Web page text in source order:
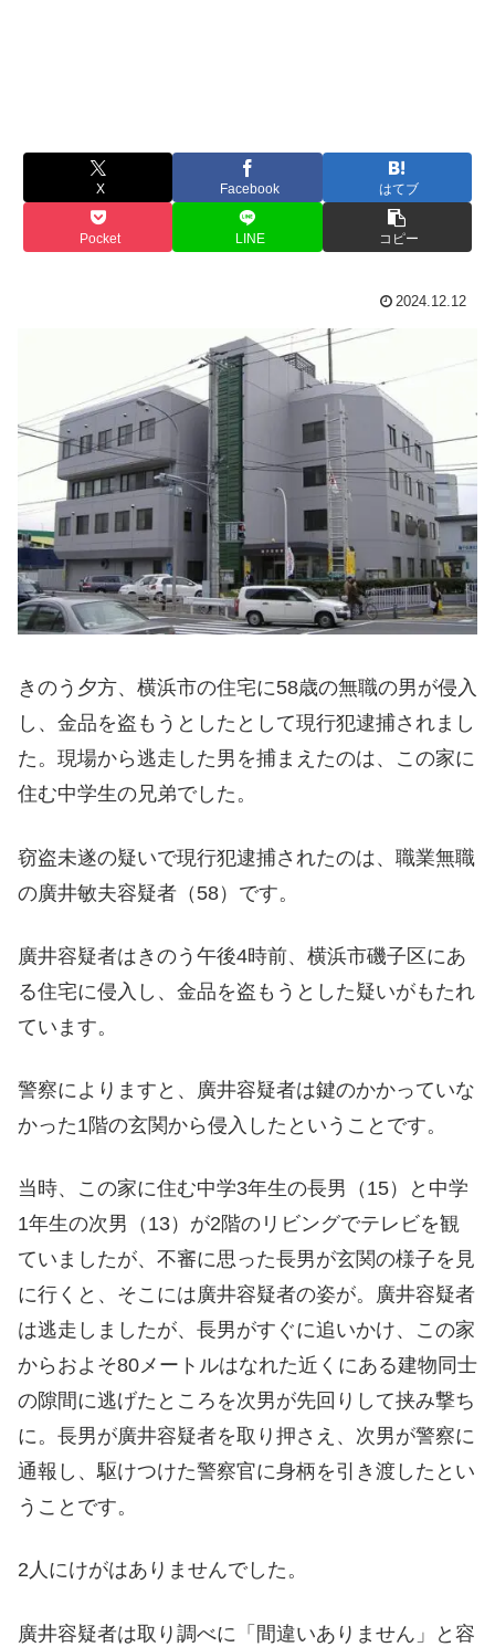
X Facebook はてブ
Pocket LINE コピー
2024.12.12
きのう夕方、横浜市の住宅に58歳の無職の男が侵入
し、金品を盗もうとしたとして現行犯逮捕されまし
た。現場から逃走した男を捕まえたのは、この家に
住む中学生の兄弟でした。
窃盗未遂の疑いで現行犯逮捕されたのは、職業無職
の廣井敏夫容疑者（58）です。
廣井容疑者はきのう午後4時前、横浜市磯子区にあ
る住宅に侵入し、金品を盗もうとした疑いがもたれ
ています。
警察によりますと、廣井容疑者は鍵のかかっていな
かった1階の玄関から侵入したということです。
当時、この家に住む中学3年生の長男（15）と中学
1年生の次男（13）が2階のリビングでテレビを観
ていましたが、不審に思った長男が玄関の様子を見
に行くと、そこには廣井容疑者の姿が。廣井容疑者
は逃走しましたが、長男がすぐに追いかけ、この家
からおよそ80メートルはなれた近くにある建物同士
の隙間に逃げたところを次男が先回りして挟み撃ち
に。長男が廣井容疑者を取り押さえ、次男が警察に
通報し、駆けつけた警察官に身柄を引き渡したとい
うことです。
2人にけがはありませんでした。
廣井容疑者は取り調べに「間違いありません」と容